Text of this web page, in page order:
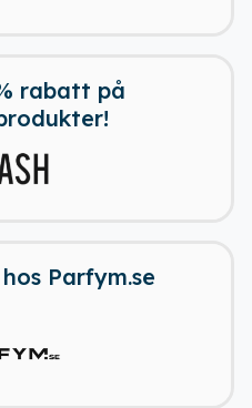
rabatt på
Parfym.se